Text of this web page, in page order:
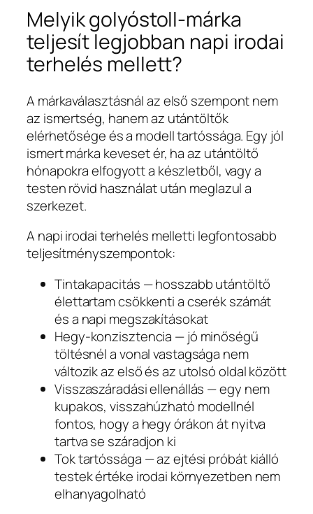
Melyik golyóstoll-márka
teljesít legjobban napi irodai
terhelés mellett?
A márkaválasztásnál az első szempont nem
az ismertség, hanem az utántöltők
elérhetősége és a modell tartóssága. Egy jól
ismert márka keveset ér, ha az utántöltő
hónapokra elfogyott a készletből, vagy a
testen rövid használat után meglazul a
szerkezet.
A napi irodai terhelés melletti legfontosabb
teljesítményszempontok:
Tintakapacitás — hosszabb utántöltő
élettartam csökkenti a cserék számát
és a napi megszakításokat
Hegy-konzisztencia — jó minőségű
töltésnél a vonal vastagsága nem
változik az első és az utolsó oldal között
Visszaszáradási ellenállás — egy nem
kupakos, visszahúzható modellnél
fontos, hogy a hegy órákon át nyitva
tartva se száradjon ki
Tok tartóssága — az ejtési próbát kiálló
testek értéke irodai környezetben nem
elhanyagolható